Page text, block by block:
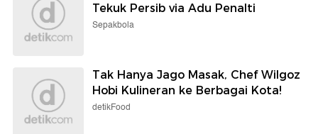
Tekuk Persib via Adu Penalti
Sepakbola
Tak Hanya Jago Masak, Chef Wilgoz
Hobi Kulineran ke Berbagai Kota!
detikFood